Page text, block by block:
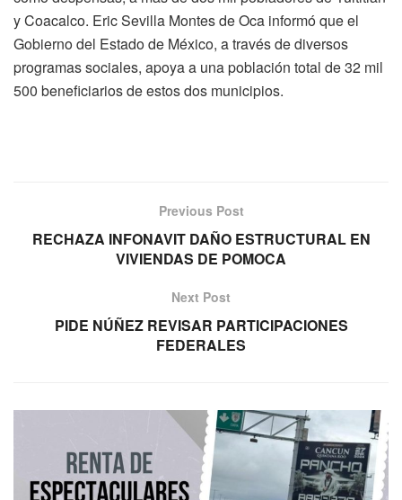
y Coacalco. Eric Sevilla Montes de Oca informó que el
Gobierno del Estado de México, a través de diversos
programas sociales, apoya a una población total de 32 mil
500 beneficiarios de estos dos municipios.
Previous Post
RECHAZA INFONAVIT DAÑO ESTRUCTURAL EN
VIVIENDAS DE POMOCA
Next Post
PIDE NÚÑEZ REVISAR PARTICIPACIONES
FEDERALES